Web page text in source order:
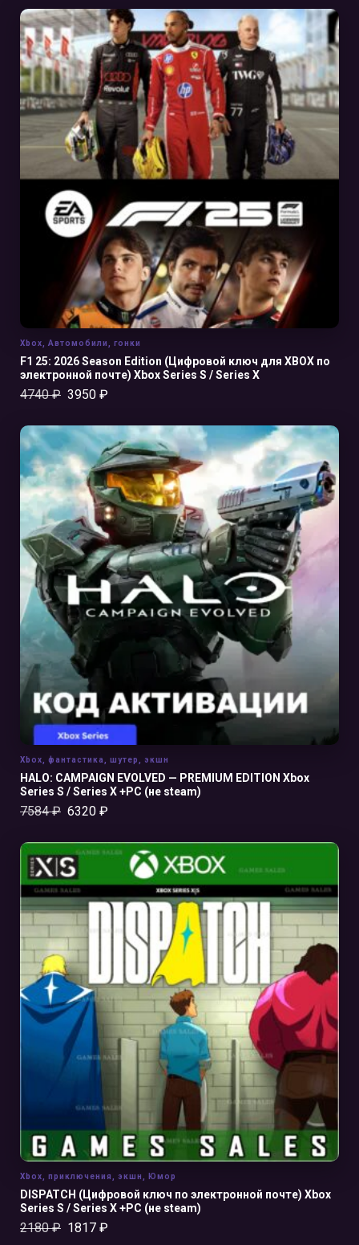
В КОРЗИНУ
F1 25: 2026 Season Edition (Цифровой ключ для XBOX по
электронной почте) Xbox Series S / Series X
4740₽ 3950 ₽
Xbox Автомобили гонки
В КОРЗИНУ
HALO: CAMPAIGN EVOLVED — PREMIUM EDITION Xbox
Series S / Series X +PC (не steam)
7584₽ 6320 ₽
Xbox фантастика шутер экшн
В КОРЗИНУ
DISPATCH (Цифровой ключ по электронной почте) Xbox
Series S / Series X +PC (не steam)
2180₽ 1817 ₽
Xbox приключения экшн Юмор